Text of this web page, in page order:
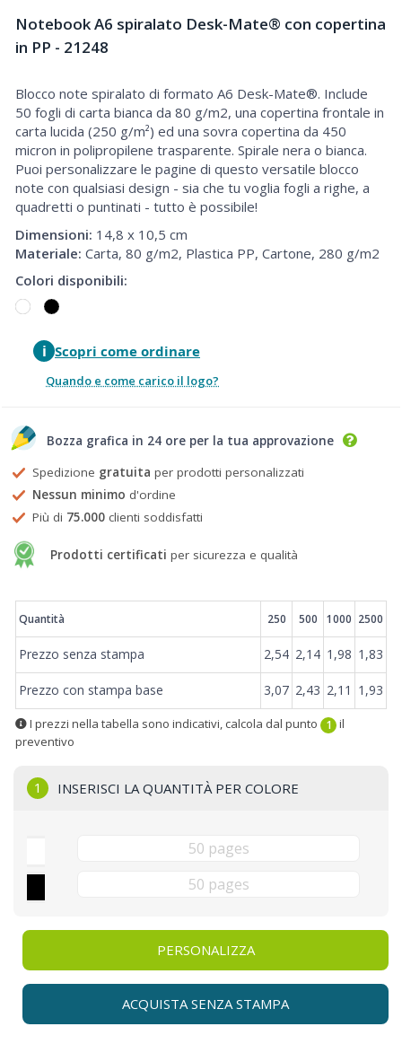
Notebook A6 spiralato Desk-Mate® con copertina
in PP - 21248
Blocco note spiralato di formato A6 Desk-Mate®. Include
50 fogli di carta bianca da 80 g/m2, una copertina frontale in
carta lucida (250 g/m²) ed una sovra copertina da 450
micron in polipropilene trasparente. Spirale nera o bianca.
Puoi personalizzare le pagine di questo versatile blocco
note con qualsiasi design - sia che tu voglia fogli a righe, a
quadretti o puntinati - tutto è possibile!
Dimensioni: 14,8 x 10,5 cm
Materiale: Carta, 80 g/m2, Plastica PP, Cartone, 280 g/m2
Colori disponibili:
i Scopri come ordinare
Quando e come carico il logo?
Bozza grafica in 24 ore per la tua approvazione
Spedizione gratuita per prodotti personalizzati
Nessun minimo d'ordine
Più di 75.000 clienti soddisfatti
Prodotti certificati per sicurezza e qualità
Prezzi
Quantità 250 500 1000 2500
Prezzo senza stampa 2,54 2,14 1,98 1,83
Prezzo con stampa base 3,07 2,43 2,11 1,93
I prezzi nella tabella sono indicativi, calcola dal punto 1 il
preventivo
1 INSERISCI LA QUANTITÀ PER COLORE
PERSONALIZZA
ACQUISTA SENZA STAMPA